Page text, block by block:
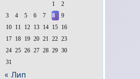
1
2
3
4 5 6 7 8
9
10
11 12 13 14 15
16
17
18 19 20 21 22 23
24 25 26 27 28 29 30
31
« Лип